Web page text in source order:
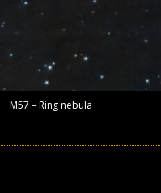
M57 – Ring nebula